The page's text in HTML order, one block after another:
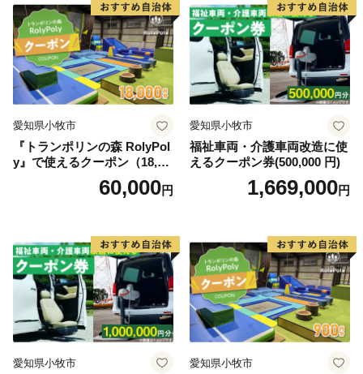
くまでご堪能いただけます。その他、たこの加工生産量
日本一を誇り、多数の水産加工会社では様々な商品の製
造、オリジナル商品の開発が盛んに行われています。ま
た、日本屈指の生産量を誇る「ほしいも」は無添加のヘ
ルシースイーツとして子供から大人まで皆に愛されるひ
たちなか市ソウルフードです。
＜ひたちなか海浜鉄道湊線＞
ひたちなか海浜鉄道湊線は、大正２年（1913年）に運
行を開始した歴史あるローカル線であり、地域を象徴す
ル」をはじめ、ドラマ・CM等のロケーションとしても
数多く起用されており、中でも、那珂湊駅は築100年を
超えた趣のある木造駅舎が魅力的で「関東の駅百選」に
選出されています。また、勝田駅から阿字ヶ浦駅まで計
10駅（今後、国営ひたち海浜公園前まで延伸予定）に設
置されている駅名標は、それぞれの地域の魅力が一目で
伝わるユニークなデザインとなっており、2015年度グ
愛知県小牧市
『トランポリンの森 RolyPol
y』で使えるクーポン（18,00
60,000円
愛知県小牧市
福祉車両・介護車両改造に使
えるクーポン券(500,000 円)
1,669,000円
愛知県小牧市 愛知県小牧市